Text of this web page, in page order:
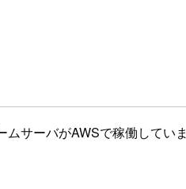
サーバがAWSで稼働して